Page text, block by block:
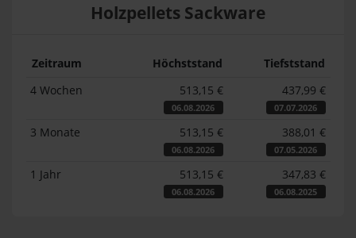
Holzpellets Sackware
Zeitraum Höchststand
Tiefststand
4 Wochen
513,15 €
06.08.2026
437,99 €
07.07.2026
3 Monate 513,15 €
06.08.2026
388,01 €
07.05.2026
1 Jahr 513,15 €
06.08.2026
347,83 €
06.08.2025